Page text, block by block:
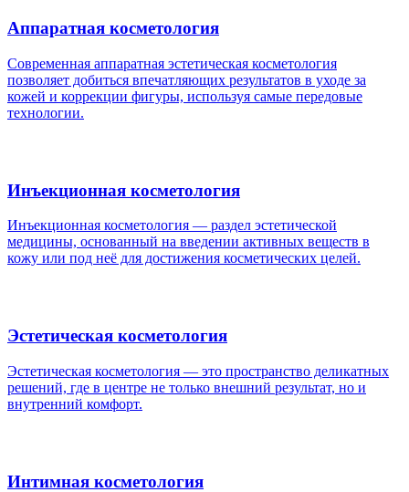
Аппаратная косметология
Современная аппаратная эстетическая косметология
позволяет добиться впечатляющих результатов в уходе за
кожей и коррекции фигуры, используя самые передовые
технологии.
Инъекционная косметология
Инъекционная косметология — раздел эстетической
медицины, основанный на введении активных веществ в
кожу или под неё для достижения косметических целей.
Эстетическая косметология
Эстетическая косметология — это пространство деликатных
решений, где в центре не только внешний результат, но и
внутренний комфорт.
Интимная косметология